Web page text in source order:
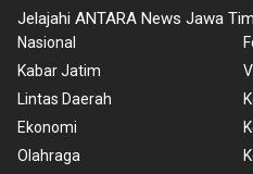
Jelajahi ANTARA News Jawa
Nasional
Kabar Jatim
Lintas Daerah
Ekonomi
Olahraga